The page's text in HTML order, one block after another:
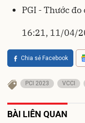
PGI - Thước
16:21, 11/04/
Chia sẻ Facebook
PCI 2023 VCCI
BÀI LIÊN QUAN